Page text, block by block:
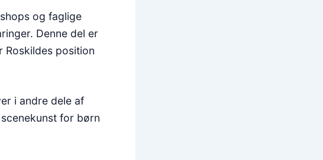
og faglige
Denne del er
position
i andre dele af
for børn